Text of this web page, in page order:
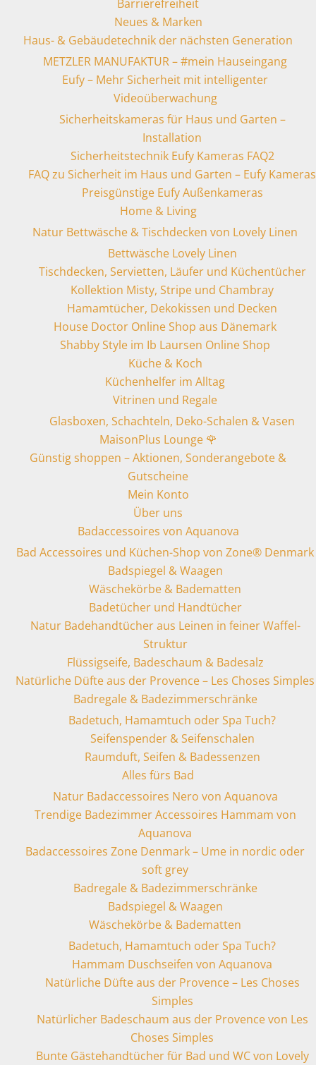
Barrierefreiheit
Neues & Marken
Haus- & Gebäudetechnik der nächsten Generation
METZLER MANUFAKTUR – #mein Hauseingang
Eufy – Mehr Sicherheit mit intelligenter
Videoüberwachung
Sicherheitskameras für Haus und Garten –
Installation
Sicherheitstechnik Eufy Kameras FAQ2
FAQ zu Sicherheit im Haus und Garten – Eufy Kameras
Preisgünstige Eufy Außenkameras
Home & Living
Natur Bettwäsche & Tischdecken von Lovely Linen
Bettwäsche Lovely Linen
Tischdecken, Servietten, Läufer und Küchentücher
Kollektion Misty, Stripe und Chambray
Hamamtücher, Dekokissen und Decken
House Doctor Online Shop aus Dänemark
Shabby Style im Ib Laursen Online Shop
Küche & Koch
Küchenhelfer im Alltag
Vitrinen und Regale
Glasboxen, Schachteln, Deko-Schalen & Vasen
MaisonPlus Lounge 🌹
Günstig shoppen – Aktionen, Sonderangebote &
Gutscheine
Mein Konto
Über uns
Badaccessoires von Aquanova
Bad Accessoires und Küchen-Shop von Zone® Denmark
Badspiegel & Waagen
Wäschekörbe & Badematten
Badetücher und Handtücher
Natur Badehandtücher aus Leinen in feiner Waffel-
Struktur
Flüssigseife, Badeschaum & Badesalz
Natürliche Düfte aus der Provence – Les Choses Simples
Badregale & Badezimmerschränke
Badetuch, Hamamtuch oder Spa Tuch?
Seifenspender & Seifenschalen
Raumduft, Seifen & Badessenzen
Alles fürs Bad
Natur Badaccessoires Nero von Aquanova
Trendige Badezimmer Accessoires Hammam von
Aquanova
Badaccessoires Zone Denmark – Ume in nordic oder
soft grey
Badregale & Badezimmerschränke
Badspiegel & Waagen
Wäschekörbe & Badematten
Badetuch, Hamamtuch oder Spa Tuch?
Hammam Duschseifen von Aquanova
Natürliche Düfte aus der Provence – Les Choses
Simples
Natürlicher Badeschaum aus der Provence von Les
Choses Simples
Bunte Gästehandtücher für Bad und WC von Lovely